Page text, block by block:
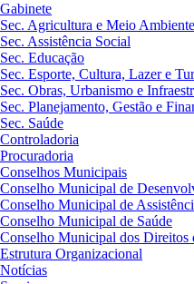
Gabinete
Sec. Agricultura e Meio Ambiente
Sec. Assistência Social
Sec. Educação
Sec. Esporte, Cultura, Lazer e
Sec. Obras, Urbanismo e
Sec. Planejamento, Gestão e
Sec. Saúde
Controladoria
Procuradoria
Conselhos Municipais
Conselho Municipal de
Conselho Municipal de
Conselho Municipal de Saúde
Conselho Municipal dos
Estrutura Organizacional
Notícias